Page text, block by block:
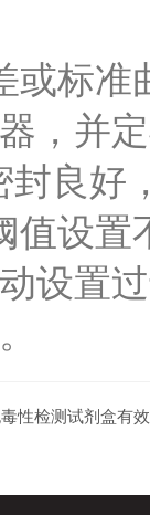
准曲
，并
良好
置不
设置
性检测试剂盒有